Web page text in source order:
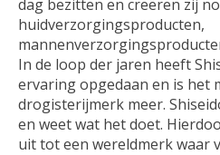
dag bezitten en creëren zij
huidverzorgingsproducten,
In de loop der jaren heeft
ervaring opgedaan en is het
drogisterijmerk meer.
en weet wat het doet.
uit tot een wereldmerk waar